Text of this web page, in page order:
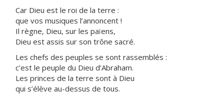
Car Dieu est le roi de la terre :
que vos musiques l’annoncent !
Il règne, Dieu, sur les païens,
Dieu est assis sur son trône sacré.
Les chefs des peuples se sont rassemblés :
c’est le peuple du Dieu d’Abraham.
Les princes de la terre sont à Dieu
qui s’élève au-dessus de tous.